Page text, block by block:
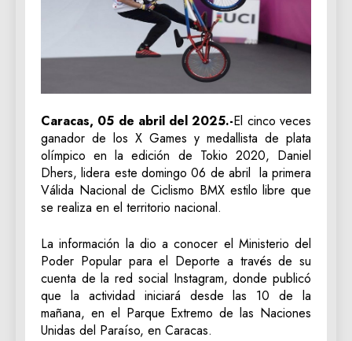
Caracas, 05 de abril del 2025.-El cinco veces
ganador de los X Games y medallista de plata
olímpico en la edición de Tokio 2020, Daniel
Dhers, lidera este domingo 06 de abril la primera
Válida Nacional de Ciclismo BMX estilo libre que
se realiza en el territorio nacional.
La información la dio a conocer el Ministerio del
Poder Popular para el Deporte a través de su
cuenta de la red social Instagram, donde publicó
que la actividad iniciará desde las 10 de la
mañana, en el Parque Extremo de las Naciones
Unidas del Paraíso, en Caracas.